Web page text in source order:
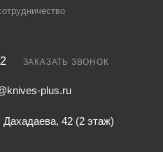
ЗАКАЗАТЬ ЗВОНОК
plus.ru
Дахадаева, 42 (2 этаж)